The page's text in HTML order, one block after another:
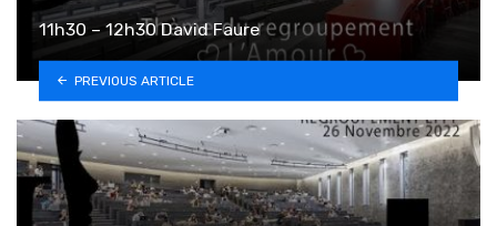
11h30 – 12h30 David Faure
PREVIOUS ARTICLE